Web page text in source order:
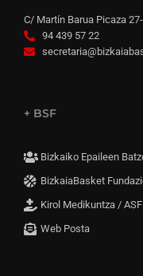
C/ Martín Barua Picaza
94 439 57 22
+ BSF
Bizkaiko Epaileen
BizkaiaBasket
Kirol Medikuntza /
Web Posta